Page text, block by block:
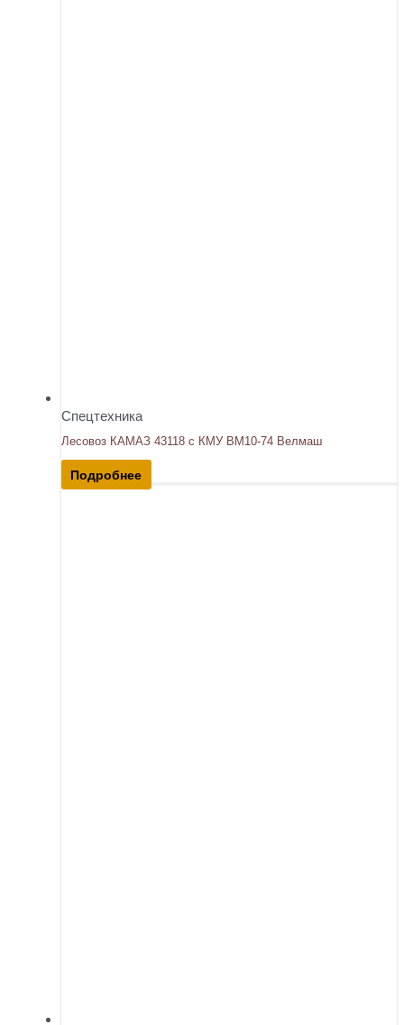
Спецтехника
Лесовоз КАМАЗ 43118 с КМУ ВМ10-74 Велмаш
Подробнее